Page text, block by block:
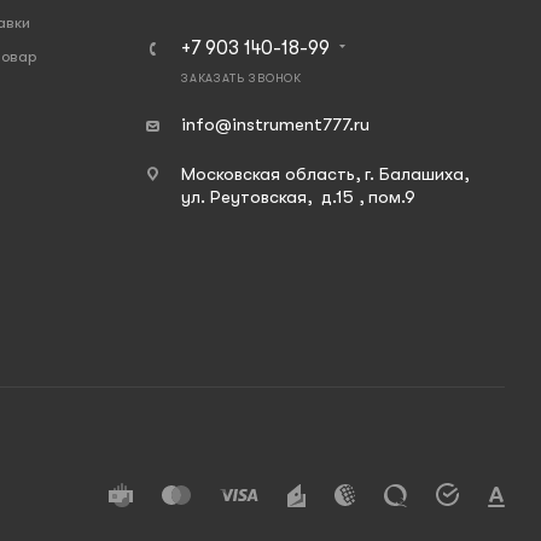
+7 903 140-18-99
ЗАКАЗАТЬ ЗВОНОК
info@instrument777.ru
Московская область, г. Балашиха,
ул. Реутовская, д.15 , пом.9